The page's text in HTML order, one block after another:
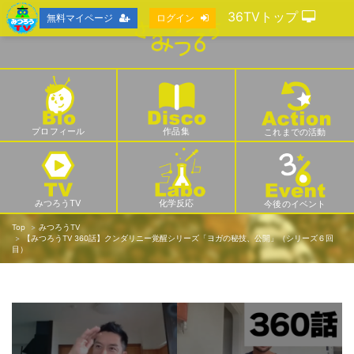
プロフィール 作品集 これまでの活動
みつろうTV 化学反応 今後のイベント
Top
みつろうTV
【みつろうTV 360話】クンダリニー覚醒シリーズ「ヨガの秘技、公開」（シリーズ６回
目）
無料マイページ ログイン 36TVトップ